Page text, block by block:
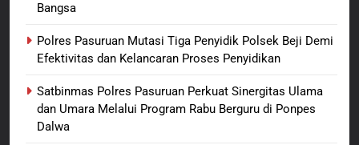
Tersangka Judol, Komitmen
Usut Tuntas dan Transparan
BERITA BARU
1
Sambut HUT ke-81
Bangsa
Polres Pasuruan Mutasi Tiga Penyidik Polsek Beji Demi
Efektivitas dan Kelancaran Proses Penyidikan
Satbinmas Polres Pasuruan Perkuat Sinergitas Ulama
dan Umara Melalui Program Rabu Berguru di Ponpes
Dalwa